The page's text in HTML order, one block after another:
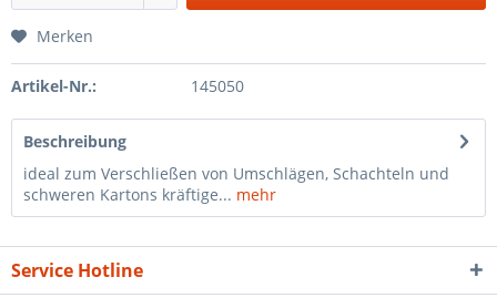
Merken
Artikel-Nr.: 145050
Beschreibung
ideal zum Verschließen von Umschlägen, Schachteln und
schweren Kartons kräftige... mehr
Service Hotline